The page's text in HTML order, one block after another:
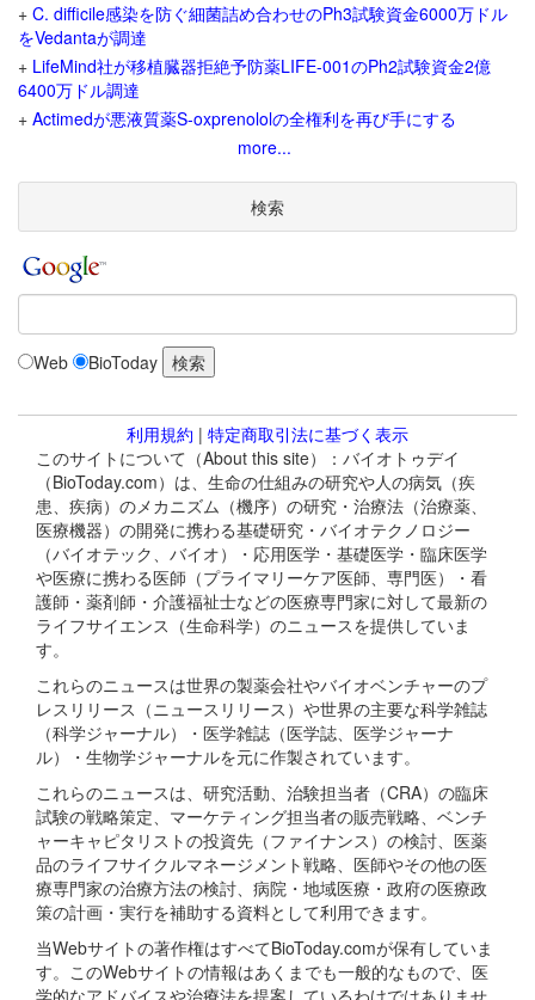
+ C. difficile感染を防ぐ細菌詰め合わせのPh3試験資金6000万ドル
をVedantaが調達
+ LifeMind社が移植臓器拒絶予防薬LIFE-001のPh2試験資金2億
6400万ドル調達
+ Actimedが悪液質薬S-oxprenololの全権利を再び手にする
more...
検索
Web BioToday
利用規約 | 特定商取引法に基づく表示
このサイトについて（About this site）：バイオトゥデイ
（BioToday.com）は、生命の仕組みの研究や人の病気（疾
患、疾病）のメカニズム（機序）の研究・治療法（治療薬、
医療機器）の開発に携わる基礎研究・バイオテクノロジー
（バイオテック、バイオ）・応用医学・基礎医学・臨床医学
や医療に携わる医師（プライマリーケア医師、専門医）・看
護師・薬剤師・介護福祉士などの医療専門家に対して最新の
ライフサイエンス（生命科学）のニュースを提供していま
す。
これらのニュースは世界の製薬会社やバイオベンチャーのプ
レスリリース（ニュースリリース）や世界の主要な科学雑誌
（科学ジャーナル）・医学雑誌（医学誌、医学ジャーナ
ル）・生物学ジャーナルを元に作製されています。
これらのニュースは、研究活動、治験担当者（CRA）の臨床
試験の戦略策定、マーケティング担当者の販売戦略、ベンチ
ャーキャピタリストの投資先（ファイナンス）の検討、医薬
品のライフサイクルマネージメント戦略、医師やその他の医
療専門家の治療方法の検討、病院・地域医療・政府の医療政
策の計画・実行を補助する資料として利用できます。
当Webサイトの著作権はすべてBioToday.comが保有していま
す。このWebサイトの情報はあくまでも一般的なもので、医